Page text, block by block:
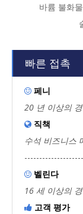
바륨 불화
빠른 접촉
 페니
20 년 이상의
 직책
수석 비즈니스
 벨린다
16 세 이상의
 고객 평가